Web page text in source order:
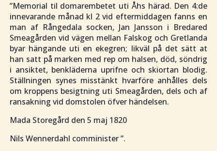
”Memorial til domarembetet uti Åhs härad. Den 4:de
innevarande månad kl 2 vid eftermiddagen fanns en
man af Rångedala socken, Jan Jansson i Bredared
Smeagården vid vägen mellan Falskog och Gretlanda
byar hängande uti en ekegren; likväl på det sätt at
han satt på marken med rep om halsen, död, söndrig
i ansiktet, benkläderna uprifne och skiortan blodig.
Ställningen synes misstänkt hvarföre anhålles dels
om kroppens besigtning uti Smeagården, dels och af
ransakning vid domstolen öfver händelsen.
Mada Storegård den 5 maj 1820
Nils Wennerdahl comminister ”.